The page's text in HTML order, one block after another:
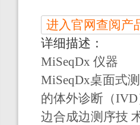
进入官网查阅产
详细描述：
MiSeqDx 仪器
MiSeqDx桌面式
的体外诊断（
边合成边测序技